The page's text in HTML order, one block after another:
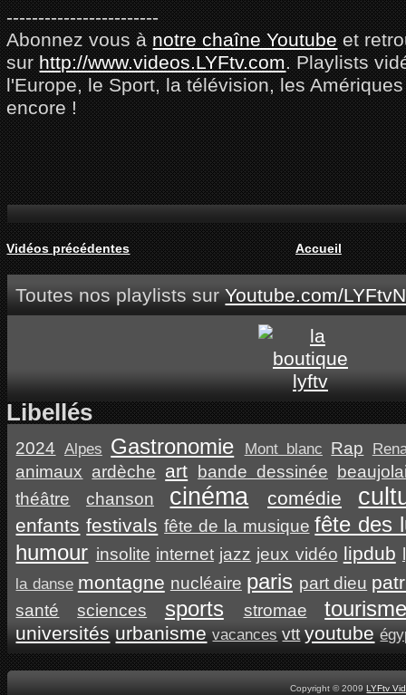
------------------------
Abonnez vous ànotre chaîne Youtubeet
surhttp://www.videos.LYFtv.com. Playlists
l'Europe, le Sport, la télévision, les
encore !
Vidéos précédentes Accueil
Toutes nos playlists surYoutube.com/
Libellés
2024 Alpes Gastronomie Mont blanc Rap
animaux ardèche art bande dessinée
théâtre
chanson cinéma comédie
enfants festivals fête de la musique fête des
humour insolite internet jazz jeux vidéo lipdub
la danse montagne nucléaire paris part dieu
santé sciences sports stromae
universités urbanisme vacances vtt youtube
Copyright © 2009LYFtv